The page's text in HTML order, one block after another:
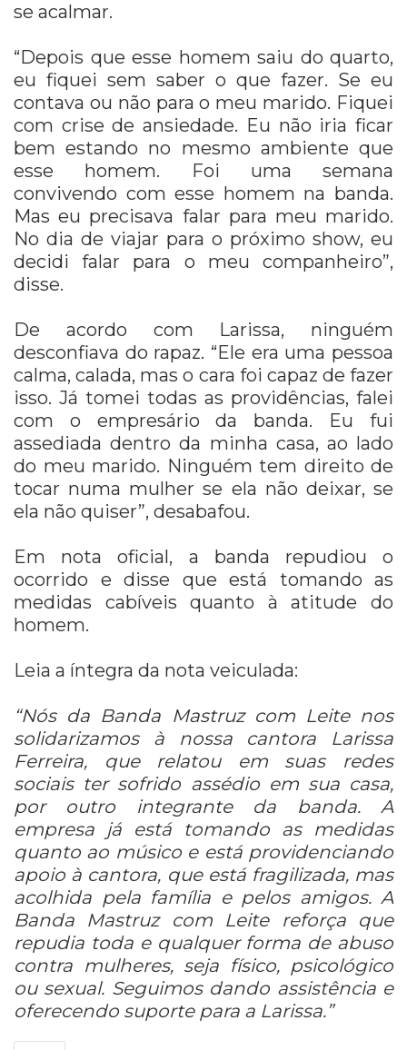
se acalmar.
“Depois que esse homem saiu do quarto,
eu fiquei sem saber o que fazer. Se eu
contava ou não para o meu marido. Fiquei
com crise de ansiedade. Eu não iria ficar
bem estando no mesmo ambiente que
esse homem. Foi uma semana
convivendo com esse homem na banda.
Mas eu precisava falar para meu marido.
No dia de viajar para o próximo show, eu
decidi falar para o meu companheiro”,
disse.
De acordo com Larissa, ninguém
desconfiava do rapaz. “Ele era uma pessoa
calma, calada, mas o cara foi capaz de fazer
isso. Já tomei todas as providências, falei
com o empresário da banda. Eu fui
assediada dentro da minha casa, ao lado
do meu marido. Ninguém tem direito de
tocar numa mulher se ela não deixar, se
ela não quiser”, desabafou.
Em nota oficial, a banda repudiou o
ocorrido e disse que está tomando as
medidas cabíveis quanto à atitude do
homem.
Leia a íntegra da nota veiculada:
“Nós da Banda Mastruz com Leite nos
solidarizamos à nossa cantora Larissa
Ferreira, que relatou em suas redes
sociais ter sofrido assédio em sua casa,
por outro integrante da banda. A
empresa já está tomando as medidas
quanto ao músico e está providenciando
apoio à cantora, que está fragilizada, mas
acolhida pela família e pelos amigos. A
Banda Mastruz com Leite reforça que
repudia toda e qualquer forma de abuso
contra mulheres, seja físico, psicológico
ou sexual. Seguimos dando assistência e
oferecendo suporte para a Larissa.”